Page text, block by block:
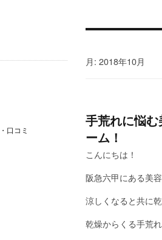
口コミ
月: 2018年10月
手荒れに悩む
ーム！
こんにちは！
阪急六甲にある美
涼しくなると共に
乾燥からくる手荒れ